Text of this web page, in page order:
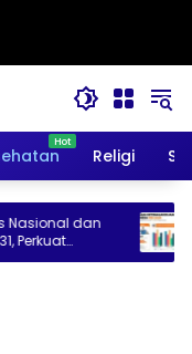
Religi
dan
BPS:
di
Persen